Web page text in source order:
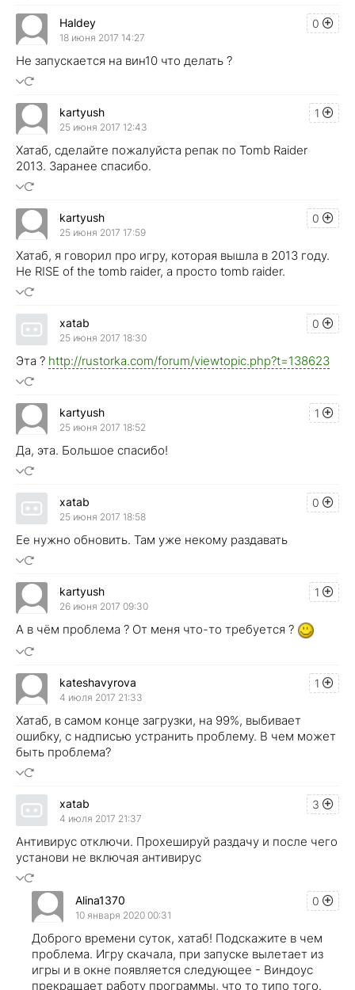
0
Haldey
18 июня 2017 14:27
Не запускается на вин10 что делать ?
1
kartyush
25 июня 2017 12:43
Хатаб, сделайте пожалуйста репак по Tomb Raider
2013. Заранее спасибо.
0
kartyush
25 июня 2017 17:59
Хатаб, я говорил про игру, которая вышла в 2013 году.
Не RISE of the tomb raider, а просто tomb raider.
0
xatab
25 июня 2017 18:30
Эта ? http://rustorka.com/forum/viewtopic.php?t=138623
1
kartyush
25 июня 2017 18:52
Да, эта. Большое спасибо!
0
xatab
25 июня 2017 18:58
Ее нужно обновить. Там уже некому раздавать
1
kartyush
26 июня 2017 09:30
А в чём проблема ? От меня что-то требуется ?
1
kateshavyrova
4 июля 2017 21:33
Хатаб, в самом конце загрузки, на 99%, выбивает
ошибку, с надписью устранить проблему. В чем может
быть проблема?
3
xatab
4 июля 2017 21:37
Антивирус отключи. Прохешируй раздачу и после чего
установи не включая антивирус
0
Alina1370
10 января 2020 00:31
Доброго времени суток, хатаб! Подскажите в чем
проблема. Игру скачала, при запуске вылетает из
игры и в окне появляется следующее - Виндоус
прекращает работу программы, что то типо того.